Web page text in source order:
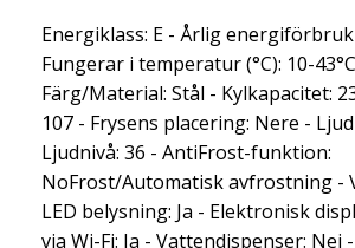
Energiklass: E - Årlig
Fungerar i temperatur (°C): 10-
Färg/Material: Stål - Kylkapacitet:
107 - Frysens placering: Nere -
Ljudnivå: 36 - AntiFrost-funktion:
NoFrost/Automatisk avfrostning -
LED belysning: Ja - Elektronisk
via Wi-Fi: Ja - Vattendispenser: Nej